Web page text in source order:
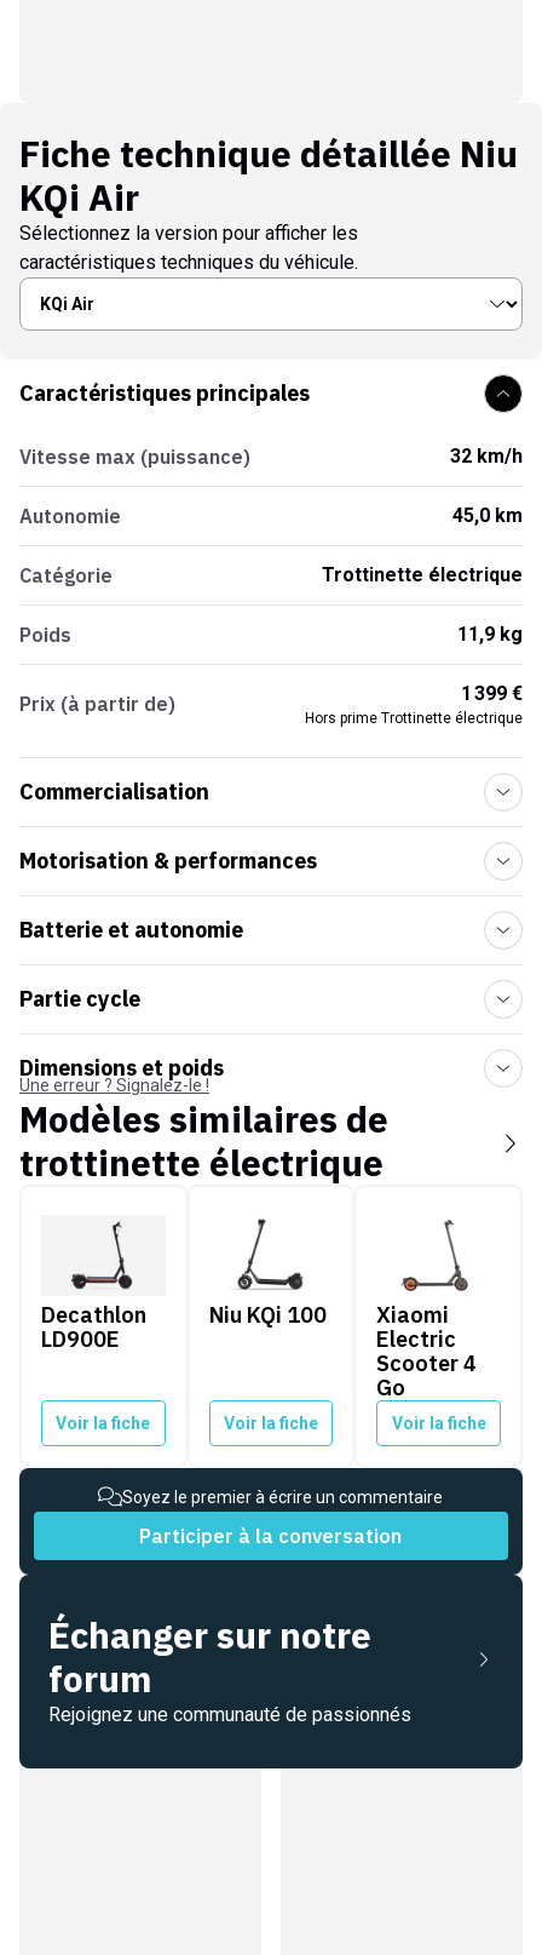
Fiche technique détaillée Niu
KQi Air
Sélectionnez la version pour afficher les
caractéristiques techniques du véhicule.
Caractéristiques principales
Vitesse max (puissance) 32 km/h
Autonomie 45,0 km
Catégorie Trottinette électrique
Poids 11,9 kg
Prix (à partir de) 1 399 €
Hors prime Trottinette électrique
Commercialisation
Motorisation & performances
Batterie et autonomie
Partie cycle
Dimensions et poids
Une erreur ? Signalez-le !
Modèles similaires de
trottinette électrique
Decathlon LD900E
Decathlon
LD900E
Voir la fiche
Niu KQi 100
Niu KQi 100
Voir la fiche
Xiaomi Electric
Xiaomi
Electric
Scooter 4
Go
Voir la fiche
Soyez le premier à écrire un commentaire
Participer à la conversation
Échanger sur notre
forum
Rejoignez une communauté de passionnés